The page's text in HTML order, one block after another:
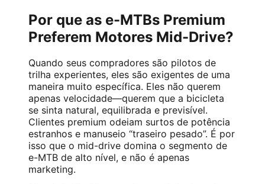
Por que as e-MTBs Premium
Preferem Motores Mid-Drive?
Quando seus compradores são pilotos de
trilha experientes, eles são exigentes de uma
maneira muito específica. Eles não querem
apenas velocidade—querem que a bicicleta
se sinta natural, equilibrada e previsível.
Clientes premium odeiam surtos de potência
estranhos e manuseio “traseiro pesado”. É por
isso que o mid-drive domina o segmento de
e-MTB de alto nível, e não é apenas
marketing.